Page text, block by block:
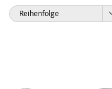
Sortieren